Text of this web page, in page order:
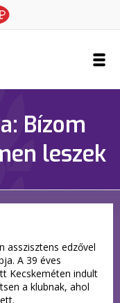
Bízom
leszek
asszisztens edzővel
A 39 éves
Kecskeméten indult
a klubnak, ahol